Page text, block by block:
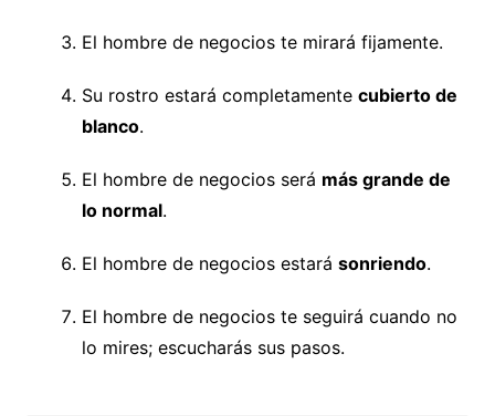
El hombre de negocios te mirará fijamente.
Su rostro estará completamente cubierto de
blanco.
El hombre de negocios será más grande de
lo normal.
El hombre de negocios estará sonriendo.
El hombre de negocios te seguirá cuando no
lo mires; escucharás sus pasos.